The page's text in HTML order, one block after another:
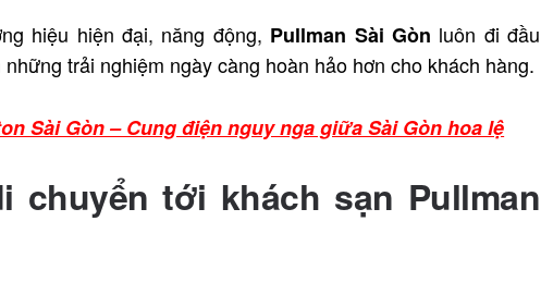
hiệu hiện đại, năng động, Pullman Sài Gòn luôn đi đầu
trải nghiệm ngày càng hoàn hảo hơn cho khách hàng.
Sài Gòn – Cung điện nguy nga giữa Sài Gòn hoa lệ
chuyển tới khách sạn Pullman